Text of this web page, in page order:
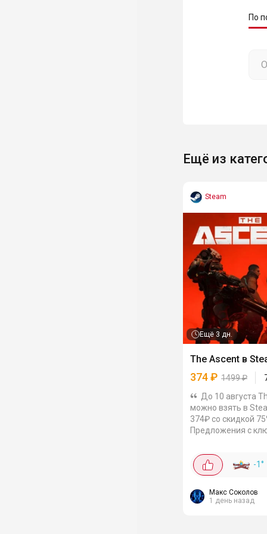
По
Ещё из
Steam
Ещё 3 дн.
The Ascent в
374₽ 1499₽
До 10 августа
можно взять в
374₽ со скидкой
Предложения с
проверить на Plati
Киберпанковая
про мир, где...
-1°
Макс Соколов
1 день назад